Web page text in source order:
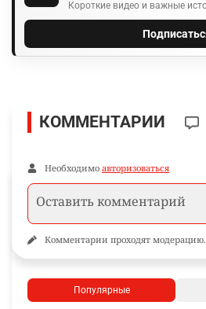
Короткие видео и важные
КОММЕНТАРИИ
Необходимо авторизоваться
Комментарии проходят модерацию.
Популярные